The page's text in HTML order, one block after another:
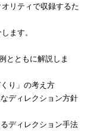
リティで収録するた
ます。
とともに解説しま
り」の考え方
ディレクション方針
ディレクション手法